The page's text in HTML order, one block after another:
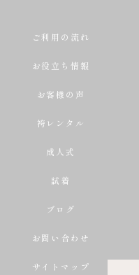
ご利用の流れ
お役立ち情報
お客様の声
袴レンタル
成人式
試着
ブログ
お問い合わせ
サイトマップ